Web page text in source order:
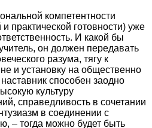
компетентности
практической готовности) уже
И какой бы
он должен передавать
разума, тягу к
и установку на общественно
способен заодно
культуру
справедливость в сочетании
в соединении с
– тогда можно будет быть